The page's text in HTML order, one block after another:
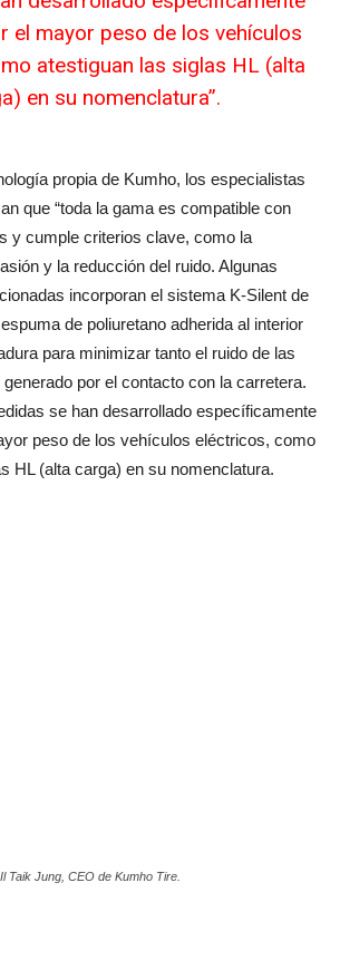
el mayor peso de los vehículos
atestiguan las siglas HL (alta
en su nomenclatura”.
propia de Kumho, los especialistas
que “toda la gama es compatible con
y cumple criterios clave, como la
y la reducción del ruido. Algunas
incorporan el sistema K-Silent de
de poliuretano adherida al interior
para minimizar tanto el ruido de las
por el contacto con la carretera.
se han desarrollado específicamente
peso de los vehículos eléctricos, como
HL (alta carga) en su nomenclatura.
Il Taik Jung, CEO de Kumho Tire.